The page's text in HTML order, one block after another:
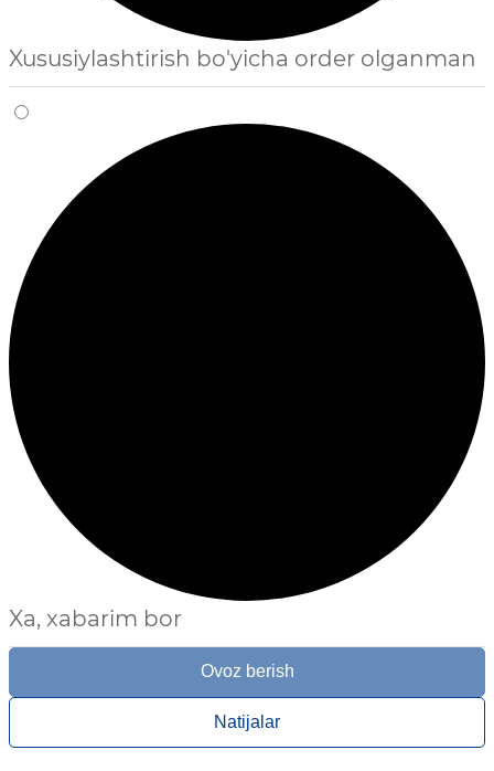
Xususiylashtirish bo'yicha order olganman
Xa, xabarim bor
Ovoz berish
Natijalar